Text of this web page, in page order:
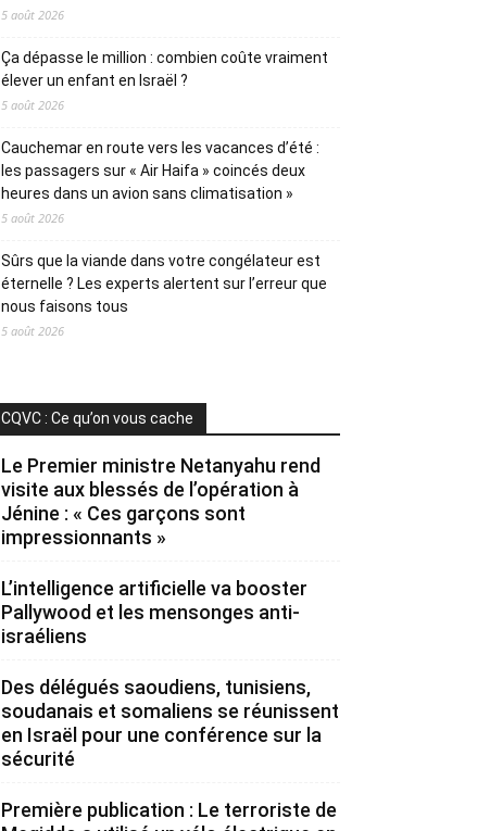
5 août 2026
Ça dépasse le million : combien coûte vraiment
élever un enfant en Israël ?
5 août 2026
Cauchemar en route vers les vacances d’été :
les passagers sur « Air Haifa » coincés deux
heures dans un avion sans climatisation »
5 août 2026
Sûrs que la viande dans votre congélateur est
éternelle ? Les experts alertent sur l’erreur que
nous faisons tous
5 août 2026
CQVC : Ce qu’on vous cache
Le Premier ministre Netanyahu rend
visite aux blessés de l’opération à
Jénine : « Ces garçons sont
impressionnants »
L’intelligence artificielle va booster
Pallywood et les mensonges anti-
israéliens
Des délégués saoudiens, tunisiens,
soudanais et somaliens se réunissent
en Israël pour une conférence sur la
sécurité
Première publication : Le terroriste de